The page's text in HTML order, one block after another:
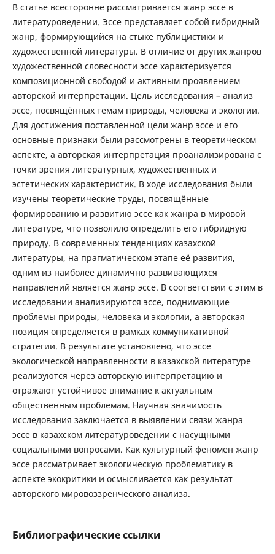
В статье всесторонне рассматривается жанр эссе в
литературоведении. Эссе представляет собой гибридный
жанр, формирующийся на стыке публицистики и
художественной литературы. В отличие от других жанров
художественной словесности эссе характеризуется
композиционной свободой и активным проявлением
авторской интерпретации. Цель исследования – анализ
эссе, посвящённых темам природы, человека и экологии.
Для достижения поставленной цели жанр эссе и его
основные признаки были рассмотрены в теоретическом
аспекте, а авторская интерпретация проанализирована с
точки зрения литературных, художественных и
эстетических характеристик. В ходе исследования были
изучены теоретические труды, посвящённые
формированию и развитию эссе как жанра в мировой
литературе, что позволило определить его гибридную
природу. В современных тенденциях казахской
литературы, на прагматическом этапе её развития,
одним из наиболее динамично развивающихся
направлений является жанр эссе. В соответствии с этим в
исследовании анализируются эссе, поднимающие
проблемы природы, человека и экологии, а авторская
позиция определяется в рамках коммуникативной
стратегии. В результате установлено, что эссе
экологической направленности в казахской литературе
реализуются через авторскую интерпретацию и
отражают устойчивое внимание к актуальным
общественным проблемам. Научная значимость
исследования заключается в выявлении связи жанра
эссе в казахском литературоведении с насущными
социальными вопросами. Как культурный феномен жанр
эссе рассматривает экологическую проблематику в
аспекте экокритики и осмысливается как результат
авторского мировоззренческого анализа.
Библиографические ссылки